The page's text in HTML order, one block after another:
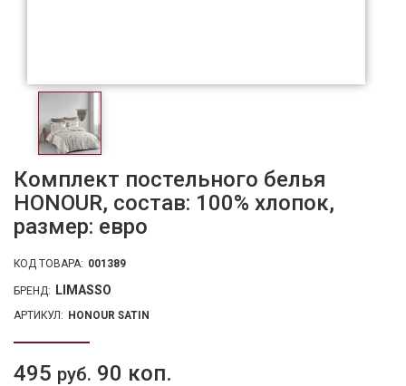
Комплект постельного белья
HONOUR, состав: 100% хлопок,
размер: евро
КОД ТОВАРА: 001389
БРЕНД: LIMASSO
АРТИКУЛ: HONOUR SATIN
495 руб. 90 коп.